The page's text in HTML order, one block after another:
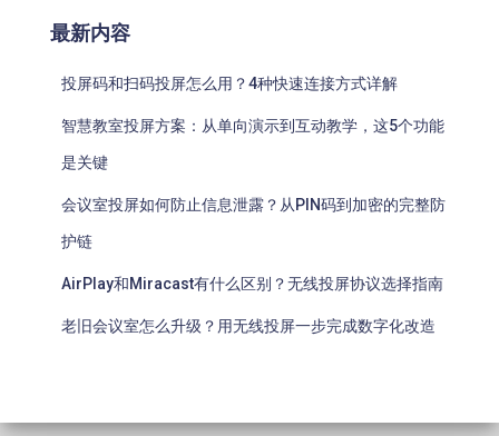
最新内容
投屏码和扫码投屏怎么用？4种快速连接方式详解
智慧教室投屏方案：从单向演示到互动教学，这5个功能
是关键
会议室投屏如何防止信息泄露？从PIN码到加密的完整防
护链
AirPlay和Miracast有什么区别？无线投屏协议选择指南
老旧会议室怎么升级？用无线投屏一步完成数字化改造